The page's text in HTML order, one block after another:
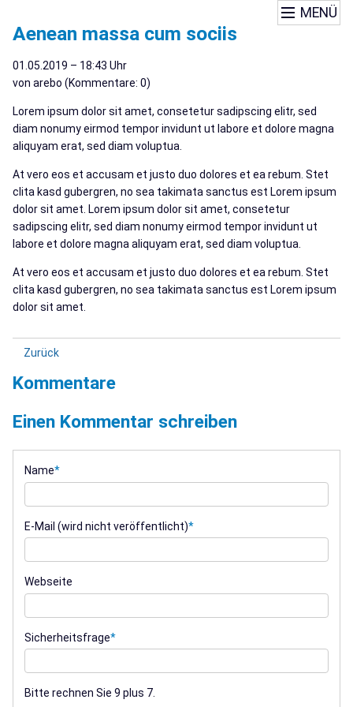
MENÜ
Aenean massa cum sociis
01.05.2019 – 18:43 Uhr
von arebo (Kommentare: 0)
Lorem ipsum dolor sit amet, consetetur sadipscing elitr, sed
diam nonumy eirmod tempor invidunt ut labore et dolore magna
aliquyam erat, sed diam voluptua.
At vero eos et accusam et justo duo dolores et ea rebum. Stet
clita kasd gubergren, no sea takimata sanctus est Lorem ipsum
dolor sit amet. Lorem ipsum dolor sit amet, consetetur
sadipscing elitr, sed diam nonumy eirmod tempor invidunt ut
labore et dolore magna aliquyam erat, sed diam voluptua.
At vero eos et accusam et justo duo dolores et ea rebum. Stet
clita kasd gubergren, no sea takimata sanctus est Lorem ipsum
dolor sit amet.
Zurück
Kommentare
Einen Kommentar schreiben
Name*
E-Mail (wird nicht veröffentlicht)*
Webseite
Sicherheitsfrage*
Bitte rechnen Sie 9 plus 7.